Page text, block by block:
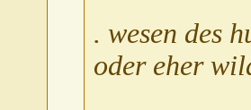
. wesen des
oder eher